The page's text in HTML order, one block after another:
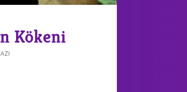
Kökeni